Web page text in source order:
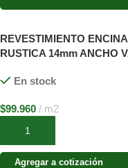
REVESTIMIENTO ENCINA
RUSTICA 14mm ANCHO
MACHIMBRE
En stock
$99.960 m2
Añadir al carrito
Agregar a cotización